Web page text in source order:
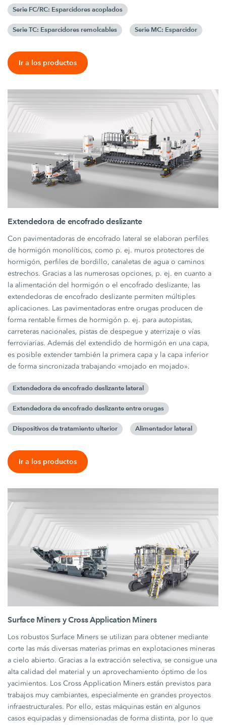
Serie FC/RC: Esparcidores acoplados
Serie TC: Esparcidores remolcables Serie MC: Esparcidor
Ir a los productos
Extendedora de encofrado deslizante
Con pavimentadoras de encofrado lateral se elaboran perfiles
de hormigón monolíticos, como p. ej. muros protectores de
hormigón, perfiles de bordillo, canaletas de agua o caminos
estrechos. Gracias a las numerosas opciones, p. ej. en cuanto a
la alimentación del hormigón o el encofrado deslizante, las
extendedoras de encofrado deslizante permiten múltiples
aplicaciones. Las pavimentadoras entre orugas producen de
forma rentable firmes de hormigón p. ej. para autopistas,
carreteras nacionales, pistas de despegue y aterrizaje o vías
ferroviarias. Además del extendido de hormigón en una capa,
es posible extender también la primera capa y la capa inferior
de forma sincronizada trabajando «mojado en mojado».
Extendedora de encofrado deslizante lateral
Extendedora de encofrado deslizante entre orugas
Dispositivos de tratamiento ulterior Alimentador lateral
Ir a los productos
Surface Miners y Cross Application Miners
Los robustos Surface Miners se utilizan para obtener mediante
corte las más diversas materias primas en explotaciones mineras
a cielo abierto. Gracias a la extracción selectiva, se consigue una
alta calidad del material y un aprovechamiento óptimo de los
yacimientos. Los Cross Application Miners están previstos para
trabajos muy cambiantes, especialmente en grandes proyectos
infraestructurales. Por ello, estas máquinas están en algunos
casos equipadas y dimensionadas de forma distinta, por lo que